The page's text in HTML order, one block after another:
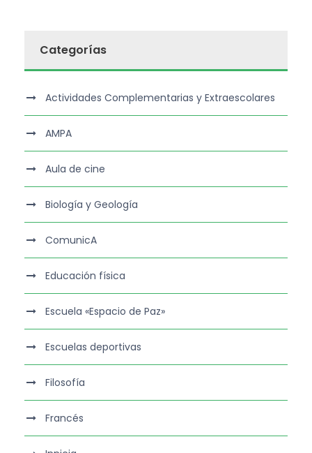
Categorías
Actividades Complementarias y Extraescolares
AMPA
Aula de cine
Biología y Geología
ComunicA
Educación física
Escuela «Espacio de Paz»
Escuelas deportivas
Filosofía
Francés